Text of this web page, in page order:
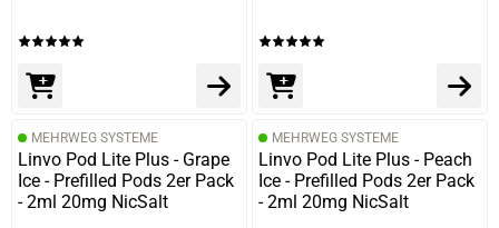
MEHRWEG SYSTEME
Linvo Pod Lite Plus - Grape
Ice - Prefilled Pods 2er Pack
- 2ml 20mg NicSalt
MEHRWEG SYSTEME
Linvo Pod Lite Plus - Peach
Ice - Prefilled Pods 2er Pack
- 2ml 20mg NicSalt